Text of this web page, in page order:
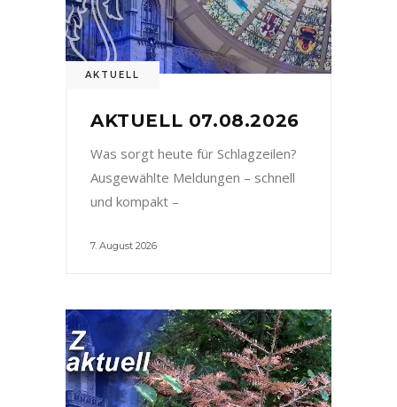
AKTUELL
AKTUELL 07.08.2026
Was sorgt heute für Schlagzeilen?
Ausgewählte Meldungen – schnell
und kompakt –
7. August 2026